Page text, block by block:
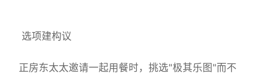
选项建构议
正房东太太邀请一起用餐时，挑选"极其乐图"而不